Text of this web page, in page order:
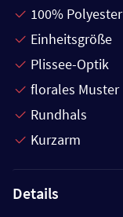
100% Polyester
Einheitsgröße
Plissee-Optik
florales Muster
Rundhals
Kurzarm
Details